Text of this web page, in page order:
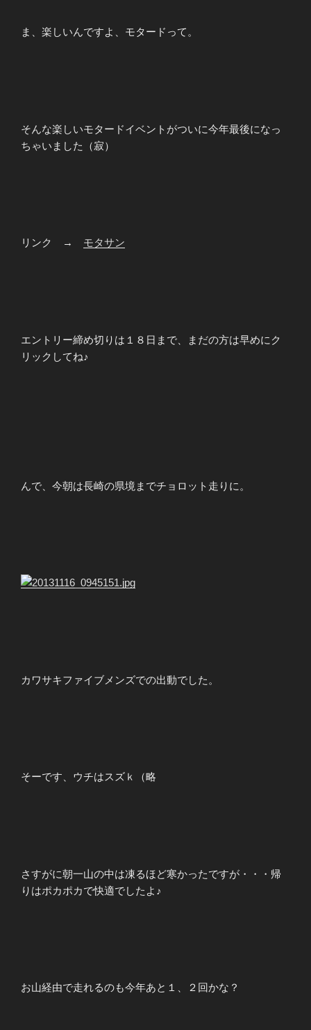
ま、楽しいんですよ、モタードって。
そんな楽しいモタードイベントがついに今年最後になっ
ちゃいました（寂）
リンク → モタサン
エントリー締め切りは１８日まで、まだの方は早めにク
リックしてね♪
んで、今朝は長崎の県境までチョロット走りに。
カワサキファイブメンズでの出動でした。
そーです、ウチはスズｋ（略
さすがに朝一山の中は凍るほど寒かったですが・・・帰
りはポカポカで快適でしたよ♪
お山経由で走れるのも今年あと１、２回かな？